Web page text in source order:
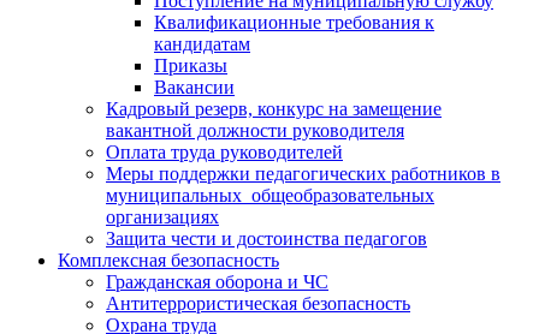
Квалификационные требования к
кандидатам
Приказы
Вакансии
Кадровый резерв, конкурс на замещение
вакантной должности руководителя
Оплата труда руководителей
Меры поддержки педагогических работников в
муниципальных общеобразовательных
организациях
Защита чести и достоинства педагогов
Комплексная безопасность
Гражданская оборона и ЧС
Антитеррористическая безопасность
Охрана труда